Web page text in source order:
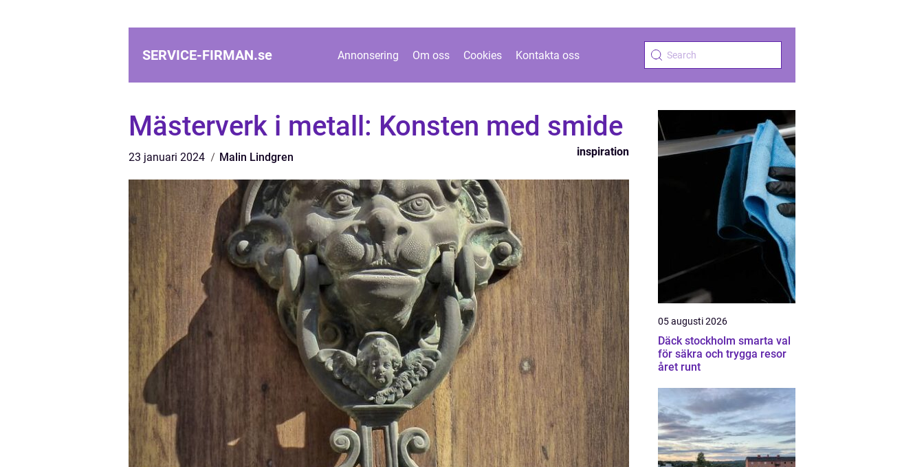
SERVICE-FIRMAN.se Annonsering Om oss Cookies Kontakta oss
Mästerverk i metall: Konsten med smide
23 januari 2024 Malin Lindgren inspiration
05 augusti 2026
Däck stockholm smarta val
för säkra och trygga resor
året runt